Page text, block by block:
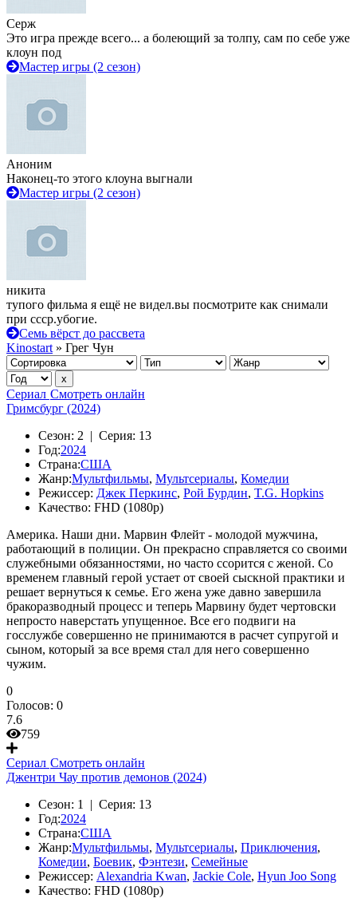
Серж
Это игра прежде всего... а болеющий за толпу, сам по себе уже
клоун под
Мастер игры (2 сезон)
Аноним
Наконец-то этого клоуна выгнали
Мастер игры (2 сезон)
никита
тупого фильма я ещё не видел.вы посмотрите как снимали
при ссср.убогие.
Семь вёрст до рассвета
Kinostart » Грег Чун
Сериал Смотреть онлайн
Гримсбург (2024)
Сезон: 2 | Серия: 13
Год:2024
Страна:США
Жанр:Мультфильмы, Мультсериалы, Комедии
Режиссер: Джек Перкинс, Рой Бурдин, T.G. Hopkins
Качество: FHD (1080p)
Америка. Наши дни. Марвин Флейт - молодой мужчина,
работающий в полиции. Он прекрасно справляется со своими
служебными обязанностями, но часто ссорится с женой. Со
временем главный герой устает от своей сыскной практики и
решает вернуться к семье. Его жена уже давно завершила
бракоразводный процесс и теперь Марвину будет чертовски
непросто наверстать упущенное. Все его подвиги на
госслужбе совершенно не принимаются в расчет супругой и
сыном, который за все время стал для него совершенно
чужим.
0
Голосов: 0
7.6
759
Сериал Смотреть онлайн
Джентри Чау против демонов (2024)
Сезон: 1 | Серия: 13
Год:2024
Страна:США
Жанр:Мультфильмы, Мультсериалы, Приключения,
Комедии, Боевик, Фэнтези, Семейные
Режиссер: Alexandria Kwan, Jackie Cole, Hyun Joo Song
Качество: FHD (1080p)